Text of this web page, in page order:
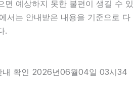
면 예상하지 못한 불편이 생길 수 있
서는 안내받은 내용을 기준으로 다
.
내 확인 2026년06월04일 03시34